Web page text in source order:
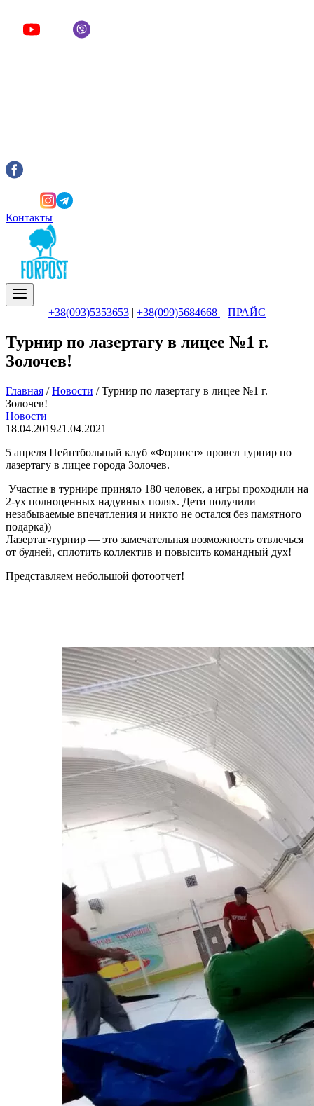
Контакты
+38(093)5353653 | +38(099)5684668 | ПРАЙС
Турнир по лазертагу в лицее №1 г.
Золочев!
Главная / Новости / Турнир по лазертагу в лицее №1 г.
Золочев!
Новости
18.04.201921.04.2021
5 апреля Пейнтбольный клуб «Форпост» провел турнир по
лазертагу в лицее города Золочев.
Участие в турнире приняло 180 человек, а игры проходили на
2-ух полноценных надувных полях. Дети получили
незабываемые впечатления и никто не остался без памятного
подарка))
Лазертаг-турнир — это замечательная возможность отвлечься
от будней, сплотить коллектив и повысить командный дух!
Представляем небольшой фотоотчет!